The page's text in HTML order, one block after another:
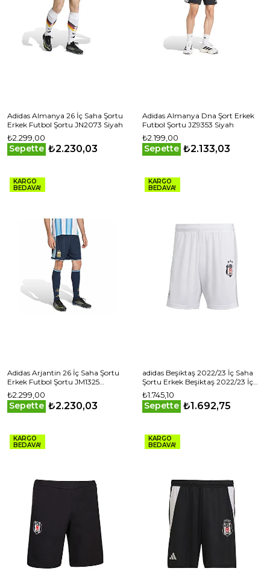
Adidas Almanya 26 İç Saha Şortu
Erkek Futbol Şortu JN2073 Siyah
₺2.299,00
Sepette ₺2.230,03
Adidas Almanya Dna Şort Erkek
Futbol Şortu JZ9353 Siyah
₺2.199,00
Sepette ₺2.133,03
KARGO
BEDAVA!
Adidas Arjantin 26 İç Saha Şortu
Erkek Futbol Şortu JM1325
Lacivert
₺2.299,00
Sepette ₺2.230,03
KARGO
BEDAVA!
adidas Beşiktaş 2022/23 İç Saha
Şortu Erkek Beşiktaş 2022/23 İç
Saha Şortu HE6285 Beyaz
₺1.745,10
Sepette ₺1.692,75
KARGO
BEDAVA!
KARGO
BEDAVA!